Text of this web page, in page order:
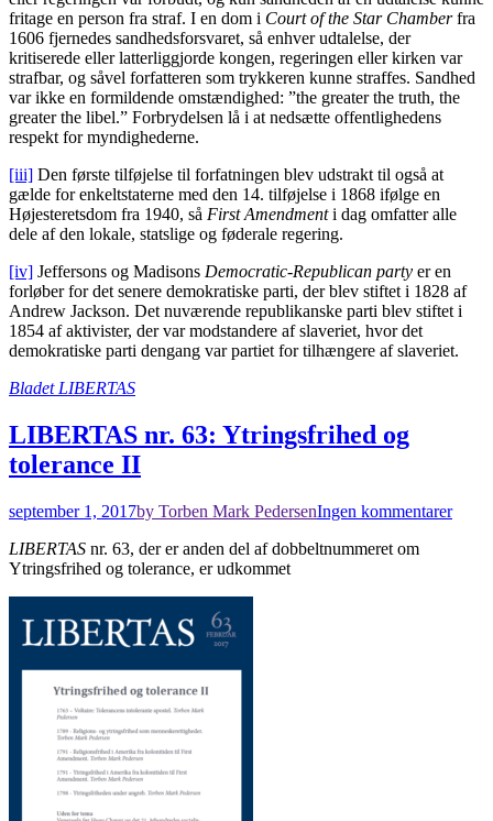
fritage en person fra straf. I en dom i Court of the Star Chamberfra
1606 fjernedes sandhedsforsvaret, så enhver udtalelse, der
kritiserede eller latterliggjorde kongen, regeringen eller kirken var
strafbar, og såvel forfatteren som trykkeren kunne straffes. Sandhed
var ikke en formildende omstændighed: ”the greater the truth, the
greater the libel.” Forbrydelsen lå i at nedsætte offentlighedens
respekt for myndighederne.
[iii] Den første tilføjelse til forfatningen blev udstrakt til også at
gælde for enkeltstaterne med den 14. tilføjelse i 1868 ifølge en
Højesteretsdom fra 1940, så First Amendmenti dag omfatter alle
dele af den lokale, statslige og føderale regering.
[iv] Jeffersons og Madisons Democratic-Republican party er en
forløber for det senere demokratiske parti, der blev stiftet i 1828 af
Andrew Jackson. Det nuværende republikanske parti blev stiftet i
1854 af aktivister, der var modstandere af slaveriet, hvor det
demokratiske parti dengang var partiet for tilhængere af slaveriet.
Bladet LIBERTAS
LIBERTAS nr. 63: Ytringsfrihed og
tolerance II
september 1, 2017by Torben Mark PedersenIngen kommentarer
LIBERTAS nr. 63, der er anden del af dobbeltnummeret om
Ytringsfrihed og tolerance, er udkommet